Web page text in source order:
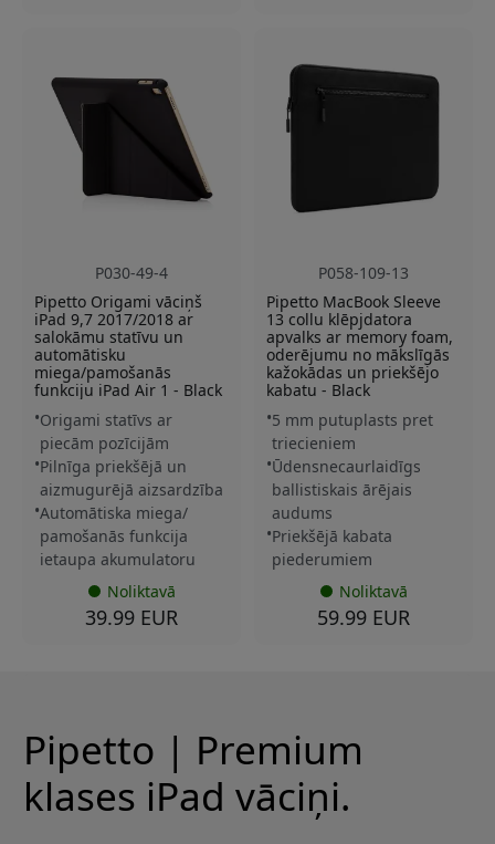
P030-49-4
Pipetto Origami vāciņš
iPad 9,7 2017/2018 ar
salokāmu statīvu un
automātisku
miega/pamošanās
funkciju iPad Air 1 - Black
Origami statīvs ar
piecām pozīcijām
Pilnīga priekšējā un
aizmugurējā aizsardzība
Automātiska miega/
pamošanās funkcija
ietaupa akumulatoru
Noliktavā
39.99 EUR
P058-109-13
Pipetto MacBook Sleeve
13 collu klēpjdatora
apvalks ar memory foam,
oderējumu no mākslīgās
kažokādas un priekšējo
kabatu - Black
5 mm putuplasts pret
triecieniem
Ūdensnecaurlaidīgs
ballistiskais ārējais
audums
Priekšējā kabata
piederumiem
Noliktavā
59.99 EUR
Pipetto | Premium
klases iPad vāciņi.